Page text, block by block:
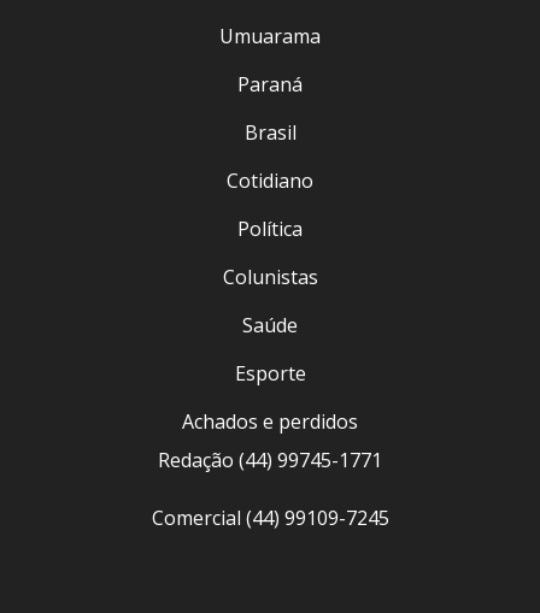
Umuarama
Paraná
Brasil
Cotidiano
Política
Colunistas
Saúde
Esporte
Achados e perdidos
Redação (44) 99745-1771
Comercial (44) 99109-7245